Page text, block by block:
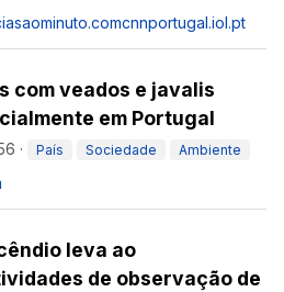
cnnportugal.iol.pt
com veados e javalis
em Portugal
· País Sociedade Ambiente
leva ao
de observação de